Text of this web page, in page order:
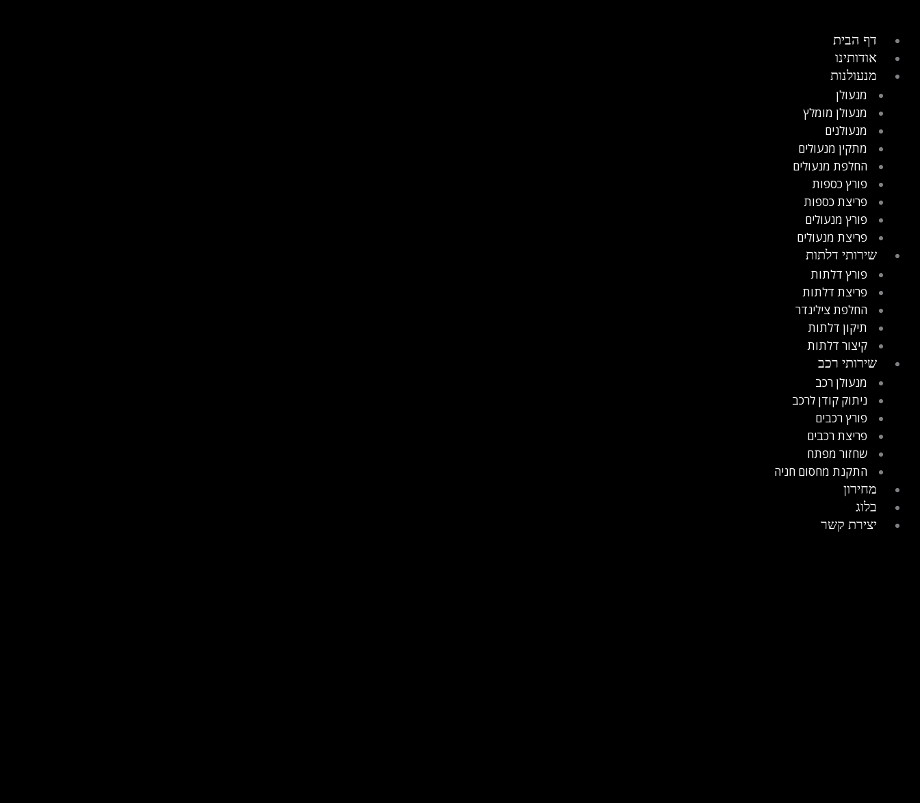
דף הבית
אודותינו
מנעולנות
מנעולן
מנעולן מומלץ
מנעולנים
מתקין מנעולים
החלפת מנעולים
פורץ כספות
פריצת כספות
פורץ מנעולים
פריצת מנעולים
שירותי דלתות
פורץ דלתות
פריצת דלתות
החלפת צילינדר
תיקון דלתות
קיצור דלתות
שירותי רכב
מנעולן רכב
ניתוק קודן לרכב
פורץ רכבים
פריצת רכבים
שחזור מפתח
התקנת מחסום חניה
מחירון
בלוג
יצירת קשר